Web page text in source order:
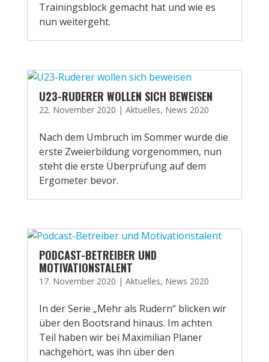
Trainingsblock gemacht hat und wie es
nun weitergeht.
U23-RUDERER WOLLEN SICH BEWEISEN
22. November 2020 | Aktuelles, News 2020
Nach dem Umbruch im Sommer wurde die
erste Zweierbildung vorgenommen, nun
steht die erste Überprüfung auf dem
Ergometer bevor.
PODCAST-BETREIBER UND
MOTIVATIONSTALENT
17. November 2020 | Aktuelles, News 2020
In der Serie „Mehr als Rudern“ blicken wir
über den Bootsrand hinaus. Im achten
Teil haben wir bei Maximilian Planer
nachgehört, was ihn über den